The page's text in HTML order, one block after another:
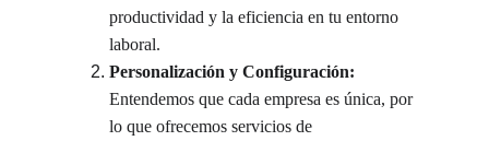
productividad y la eficiencia en tu entorno
laboral.
Personalización y Configuración:
Entendemos que cada empresa es única, por
lo que ofrecemos servicios de